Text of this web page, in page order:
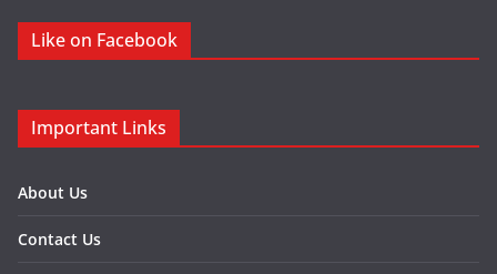
Like on Facebook
Important Links
About Us
Contact Us